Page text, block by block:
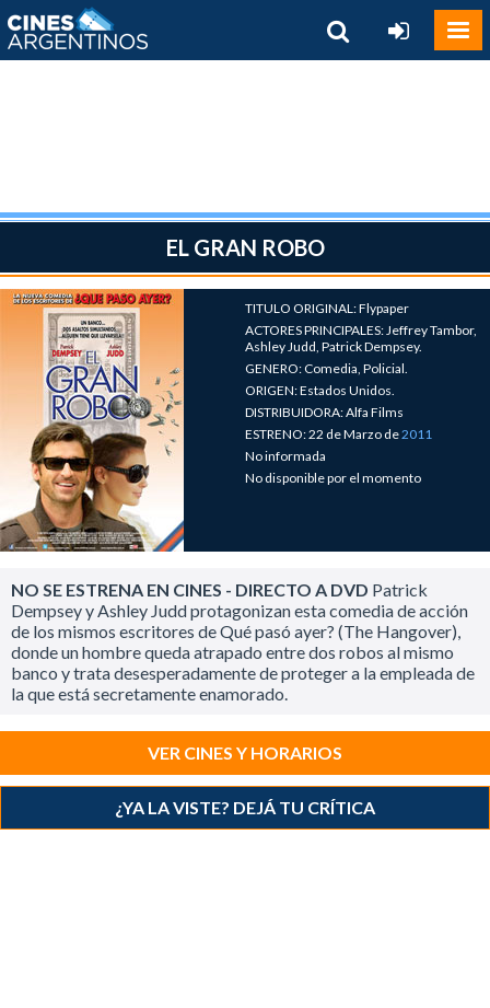
EL GRAN ROBO
TITULO ORIGINAL: Flypaper
ACTORES PRINCIPALES: Jeffrey Tambor,
Ashley Judd, Patrick Dempsey.
GENERO: Comedia, Policial.
ORIGEN: Estados Unidos.
DISTRIBUIDORA: Alfa Films
ESTRENO: 22 de Marzo de2011
No informada
No disponible por el momento
NO SE ESTRENA EN CINES - DIRECTO A DVD Patrick
Dempsey y Ashley Judd protagonizan esta comedia de acción
de los mismos escritores de Qué pasó ayer? (The Hangover),
donde un hombre queda atrapado entre dos robos al mismo
banco y trata desesperadamente de proteger a la empleada de
la que está secretamente enamorado.
VER CINES Y HORARIOS
¿YA LA VISTE? DEJÁ TU CRÍTICA